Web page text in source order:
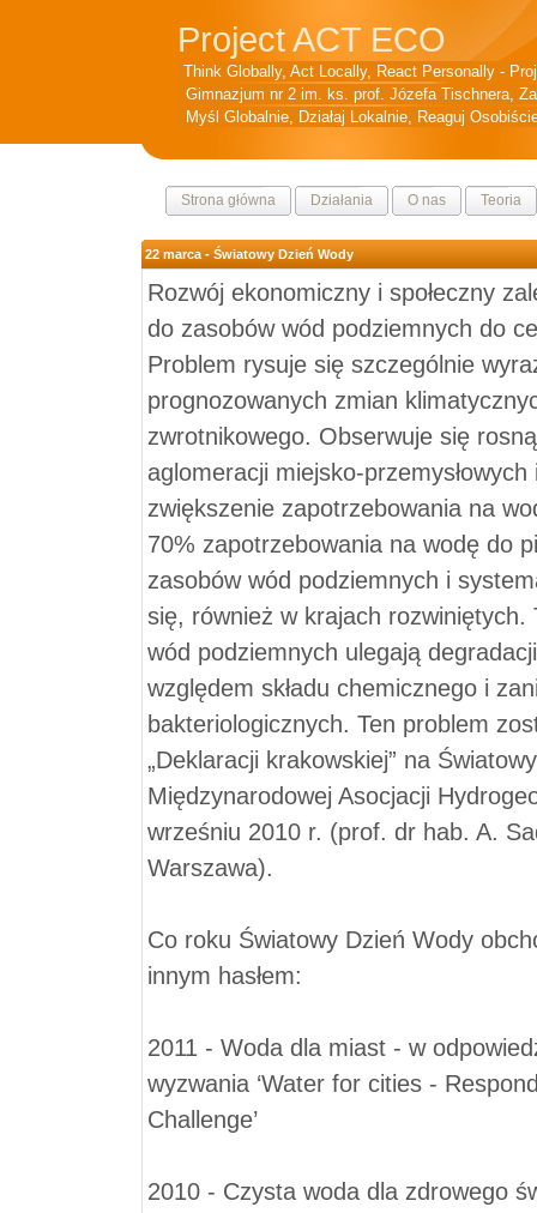
Project ACT ECO
Think Globally, Act Locally, React Personally -
Gimnazjum nr 2 im. ks. prof. Józefa Tischnera,
Myśl Globalnie, Działaj Lokalnie, Reaguj
Strona główna Działania O nas Teoria
22 marca - Światowy Dzień Wody
Rozwój ekonomiczny i społeczny
do zasobów wód podziemnych do
Problem rysuje się szczególnie
prognozowanych zmian
zwrotnikowego. Obserwuje się
aglomeracji miejsko-
zwiększenie zapotrzebowania na
70% zapotrzebowania na wodę do
zasobów wód podziemnych i
się, również w krajach rozwiniętych.
wód podziemnych ulegają
względem składu chemicznego i
bakteriologicznych. Ten problem
„Deklaracji krakowskiej” na
Międzynarodowej Asocjacji
wrześniu 2010 r. (prof. dr hab. A.
Warszawa).
Co roku Światowy Dzień Wody
innym hasłem:
2011 - Woda dla miast - w
wyzwania ‘Water for cities -
Challenge’
2010 - Czysta woda dla zdrowego